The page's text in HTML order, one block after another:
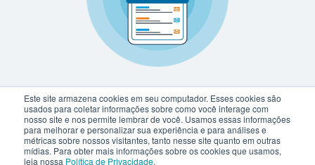
Este site armazena cookies em seu computador. Esses cookies são
usados para coletar informações sobre como você interage com
nosso site e nos permite lembrar de você. Usamos essas informações
para melhorar e personalizar sua experiência e para análises e
métricas sobre nossos visitantes, tanto nesse site quanto em outras
mídias. Para obter mais informações sobre os cookies que usamos,
leia nossa Política de Privacidade.